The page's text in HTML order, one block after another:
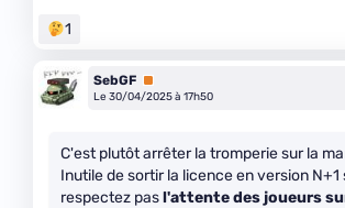
1
SebGF Premium
Le 30/04/2025 à 17h50
C'est plutôt arrêter la tromperie sur la
Inutile de sortir la licence en version N+1
respectez pasl'attente des joueurs